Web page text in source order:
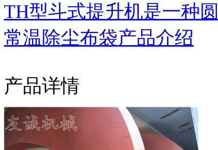
TH型斗式提升机是一种
常温除尘布袋产品介绍
产品详情